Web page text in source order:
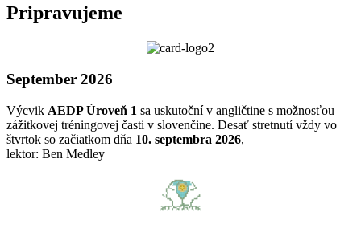
Pripravujeme
September 2026
Výcvik AEDP Úroveň 1 sa uskutoční v angličtine s možnosťou
zážitkovej tréningovej časti v slovenčine. Desať stretnutí vždy vo
štvrtok so začiatkom dňa 10. septembra 2026,
lektor: Ben Medley